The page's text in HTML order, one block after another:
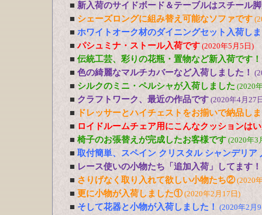
■ 新入荷のサイドボード＆テーブルはスチール
■ シェーズロングに組み替え可能なソファです
■ ホワイトオーク材のダイニングセット入荷し
■ パシュミナ・ストール入荷です (2020年5月5日)
■ 伝統工芸、彩りの花瓶・置物など新入荷です！
■ 色の綺麗なマルチカバーなど入荷しました！
■ シルクのミニ・ペルシャが入荷しました (2020
■ クラフトワーク、最近の作品です (2020年4月27
■
ドレッサーとハイチェストをお揃いで納品し
■ ロイドルームチェア用にこんなクッションは
■ 椅子のお張替えが完成したお客様です (2020年3
■ 取付簡単、スペイン クリスタル シャンデリア
■ レース使いの小物たち「追加入荷」してます！
■ さりげなく取り入れて欲しい小物たち②(2020
■ 更に小物が入荷しました①(2020年2月17日)
■ そして花器と小物が入荷しました！ (2020年2月